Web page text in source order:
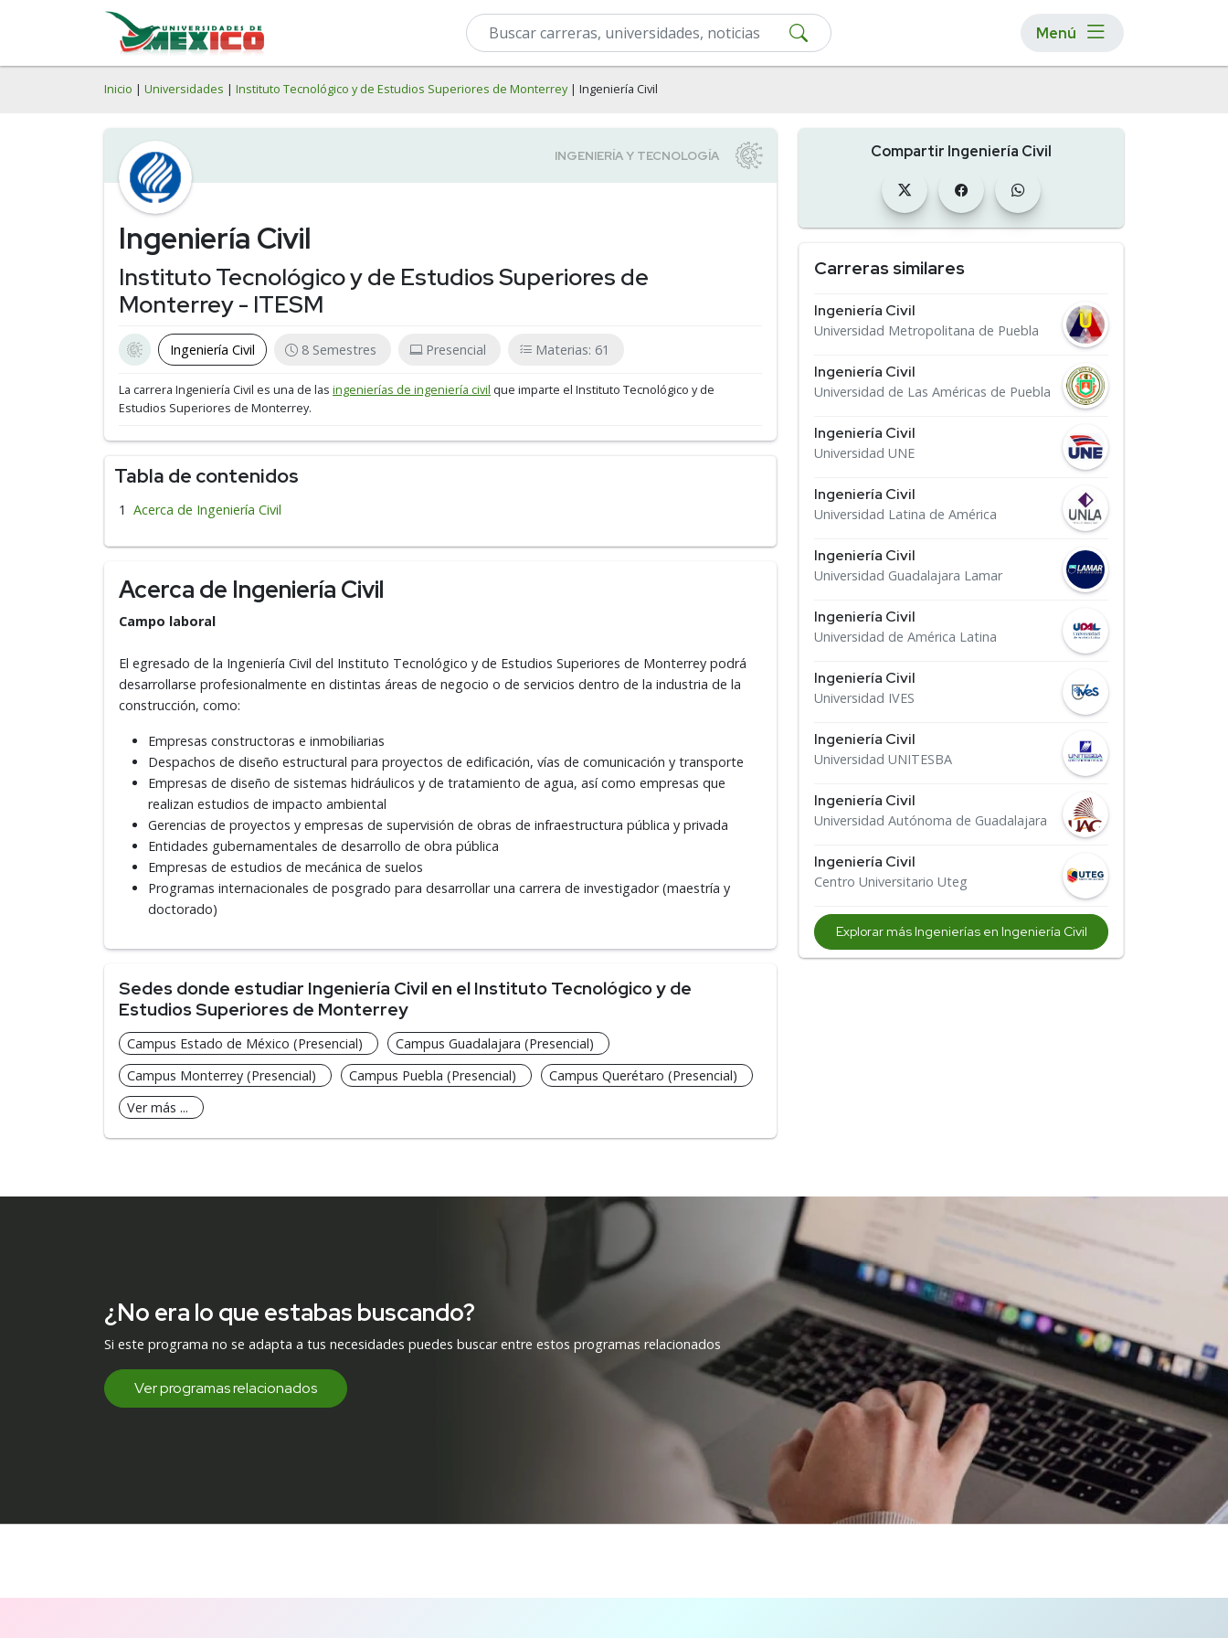
Menú
Inicio | Universidades | Instituto Tecnológico y de Estudios Superiores de Monterrey| Ingeniería Civil
Ingeniería Civil
Instituto Tecnológico y de Estudios Superiores de
Monterrey - ITESM
Ingeniería Civil 8 Semestres Presencial Materias: 61
La carrera Ingeniería Civil es una de las ingenierías de ingeniería civil que imparte el Instituto Tecnológico y de
Estudios Superiores de Monterrey.
Tabla de contenidos
Acerca de Ingeniería Civil
Acerca de Ingeniería Civil
Campo laboral
El egresado de la Ingeniería Civil del Instituto Tecnológico y de Estudios Superiores de Monterrey podrá
desarrollarse profesionalmente en distintas áreas de negocio o de servicios dentro de la industria de la
construcción, como:
Empresas constructoras e inmobiliarias
Despachos de diseño estructural para proyectos de edificación, vías de comunicación y transporte
Empresas de diseño de sistemas hidráulicos y de tratamiento de agua, así como empresas que
realizan estudios de impacto ambiental
Gerencias de proyectos y empresas de supervisión de obras de infraestructura pública y privada
Entidades gubernamentales de desarrollo de obra pública
Empresas de estudios de mecánica de suelos
Programas internacionales de posgrado para desarrollar una carrera de investigador (maestría y
doctorado)
Sedes donde estudiar Ingeniería Civil en el Instituto Tecnológico y de
Estudios Superiores de Monterrey
Campus Estado de México (Presencial)
Campus Guadalajara (Presencial)
Campus Monterrey (Presencial)
Campus Puebla (Presencial)
Campus Querétaro (Presencial)
Ver más ...
Compartir Ingeniería Civil
Carreras similares
Ingeniería Civil
Universidad Metropolitana de Puebla
Ingeniería Civil
Universidad de Las Américas de Puebla
Ingeniería Civil
Universidad UNE
Ingeniería Civil
Universidad Latina de América
Ingeniería Civil
Universidad Guadalajara Lamar
Ingeniería Civil
Universidad de América Latina
Ingeniería Civil
Universidad IVES
Ingeniería Civil
Universidad UNITESBA
Ingeniería Civil
Universidad Autónoma de Guadalajara
Ingeniería Civil
Centro Universitario Uteg
Explorar más Ingenierías en Ingeniería Civil
¿No era lo que estabas buscando?
Si este programa no se adapta a tus necesidades puedes buscar entre estos programas relacionados
Ver programas relacionados